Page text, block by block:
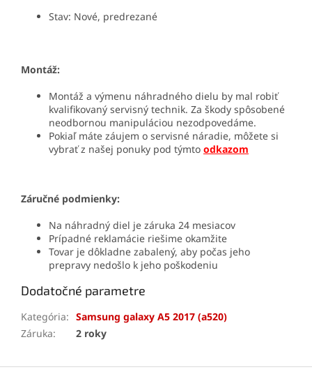
Stav: Nové, predrezané
Montáž:
Montáž a výmenu náhradného dielu by mal robiť
kvalifikovaný servisný technik. Za škody spôsobené
neodbornou manipuláciou nezodpovedáme.
Pokiaľ máte záujem o servisné náradie, môžete si
vybrať z našej ponuky pod týmto odkazom
Záručné podmienky:
Na náhradný diel je záruka 24 mesiacov
Prípadné reklamácie riešime okamžite
Tovar je dôkladne zabalený, aby počas jeho
prepravy nedošlo k jeho poškodeniu
Dodatočné parametre
Kategória: Samsung galaxy A5 2017 (a520)
Záruka: 2 roky